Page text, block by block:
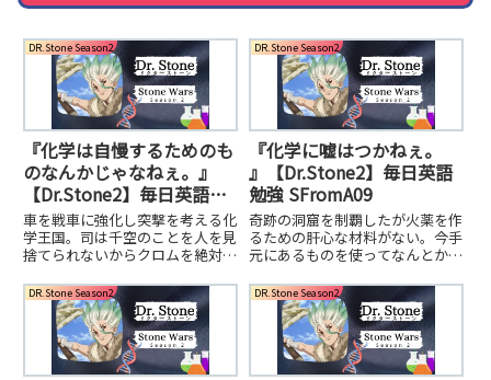
DR.Stone Season2
『化学は自慢するためのも
のなんかじゃなねぇ。』
【Dr.Stone2】毎日英語勉
強 SFromA06
車を戦車に強化し突撃を考える化
学王国。司は千空のことを人を見
捨てられないからクロムを絶対に
車などを作るだろうとも考えてい
た。
DR.Stone Season2
『化学に嘘はつかねぇ。
』【Dr.Stone2】毎日英語
勉強 SFromA09
奇跡の洞窟を制覇したが火薬を作
るための肝心な材料がない。今手
元にあるものを使ってなんとかし
を持ってきた。大砲を打つ時に使
った残りがあったのだ。
DR.Stone Season2 DR.Stone Season2